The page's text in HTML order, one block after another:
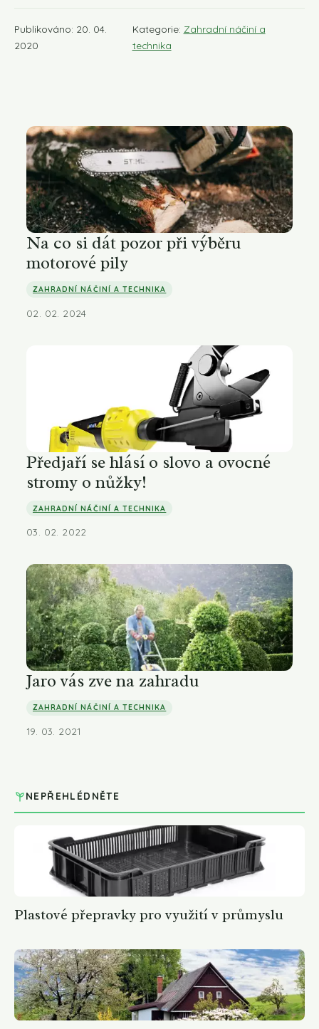
Publikováno: 20. 04.
2020
Kategorie: Zahradní náčiní a
technika
Na co si dát pozor při výběru
motorové pily
ZAHRADNÍ NÁČINÍ A TECHNIKA
02. 02. 2024
Předjaří se hlásí o slovo a ovocné
stromy o nůžky!
ZAHRADNÍ NÁČINÍ A TECHNIKA
03. 02. 2022
Jaro vás zve na zahradu
ZAHRADNÍ NÁČINÍ A TECHNIKA
19. 03. 2021
NEPŘEHLÉDNĚTE
Plastové přepravky pro využití v průmyslu